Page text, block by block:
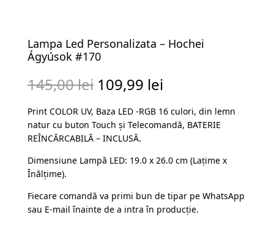
Lampa Led Personalizata – Hochei
Ágyúsok #170
145,00lei Prețul
a
fost:
109,99 leiPrețul
este:
109,99 lei.
Print COLOR UV, Baza LED -RGB 16 culori, din lemn
natur cu buton Touch și Telecomandă, BATERIE
REÎNCĂRCABILĂ – INCLUSĂ.
Dimensiune Lampă LED: 19.0 x 26.0 cm (Lațime x
Înălțime).
Fiecare comandă va primi bun de tipar pe WhatsApp
sau E-mail înainte de a intra în producție.